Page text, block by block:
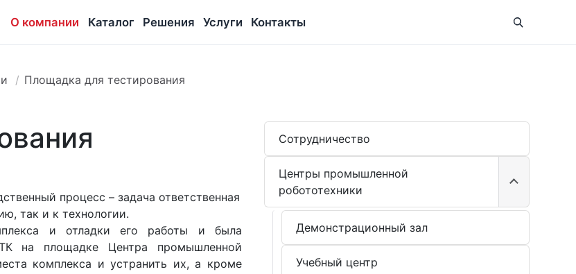
О компании Каталог Решения Услуги Контакты
Площадка для тестирования
процесс – задача ответственная
так и к технологии.
и отладки его работы и была
на площадке Центра промышленной
комплекса и устранить их, а кроме
Сотрудничество
Центры промышленной
робототехники
Демонстрационный зал
Учебный центр